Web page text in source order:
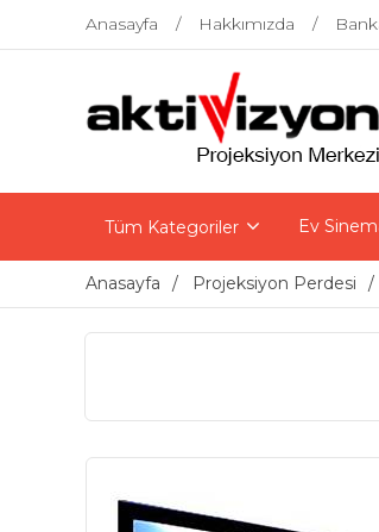
Anasayfa Hakkımızda
Tüm Kategoriler Ev
Anasayfa Projeksiyon Perdesi